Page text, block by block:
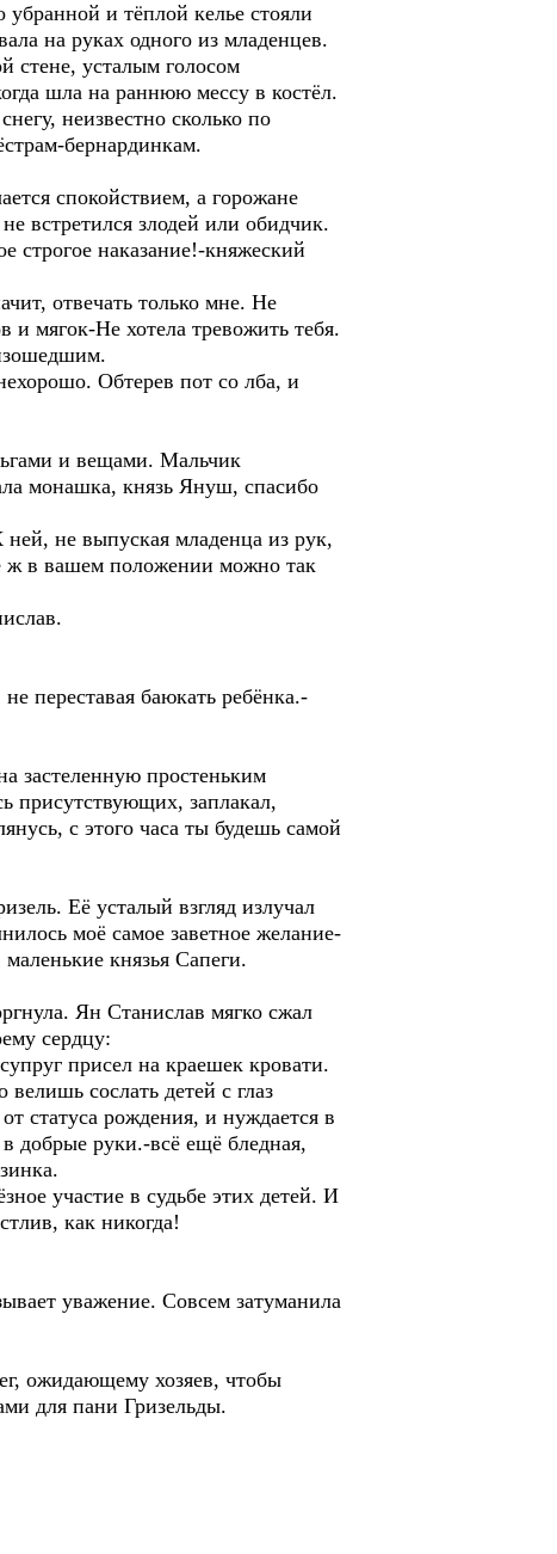
и тёплой келье стояли
на руках одного из младенцев.
стене, усталым голосом
шла на раннюю мессу в костёл.
неизвестно сколько по
бернардинкам.
спокойствием, а горожане
встретился злодей или обидчик.
строгое наказание!-княжеский
отвечать только мне. Не
и мягок-Не хотела тревожить тебя.
Обтерев пот со лба, и
и вещами. Мальчик
монашка, князь Януш, спасибо
не выпуская младенца из рук,
ж в вашем положении можно так
переставая баюкать ребёнка.-
застеленную простеньким
присутствующих, заплакал,
с этого часа ты будешь самой
Её усталый взгляд излучал
моё самое заветное желание-
князья Сапеги.
Ян Станислав мягко сжал
сердцу:
присел на краешек кровати.
сослать детей с глаз
статуса рождения, и нуждается в
добрые руки.-всё ещё бледная,
участие в судьбе этих детей. И
как никогда!
уважение. Совсем затуманила
ожидающему хозяев, чтобы
для пани Гризельды.